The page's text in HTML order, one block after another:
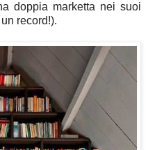
doppia marketta nei suoi
record!).